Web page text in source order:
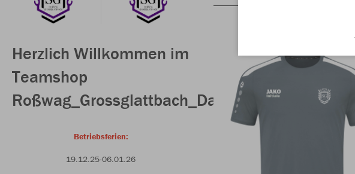
Herzlich Willkommen im
Teamshop
Roßwag_Grossglattbach_Damen
Betriebsferien:
19.12.25-06.01.26